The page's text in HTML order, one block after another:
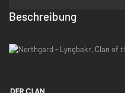
Beschreibung